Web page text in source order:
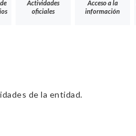
Actividades
oficiales
Acceso a la
información
de la entidad.